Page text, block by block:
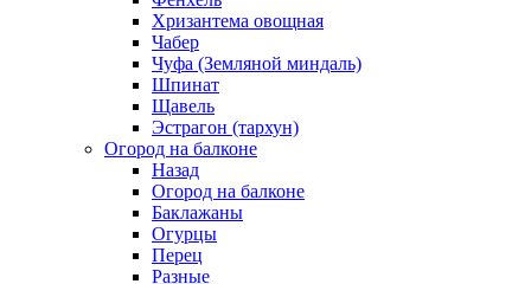
Хризантема овощная
Чабер
Чуфа (Земляной миндаль)
Шпинат
Щавель
Эстрагон (тархун)
Огород на балконе
Назад
Огород на балконе
Баклажаны
Огурцы
Перец
Разные